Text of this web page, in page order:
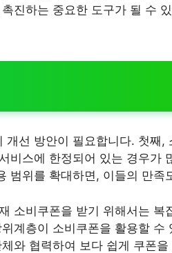
진하는 중요한 도구가 될 수
선 방안이 필요합니다. 첫째,
비스에 한정되어 있는 경우가
범위를 확대하면, 이들의 만족
소비쿠폰을 받기 위해서는 복
계층이 소비쿠폰을 활용할 수
와 협력하여 보다 쉽게 쿠폰